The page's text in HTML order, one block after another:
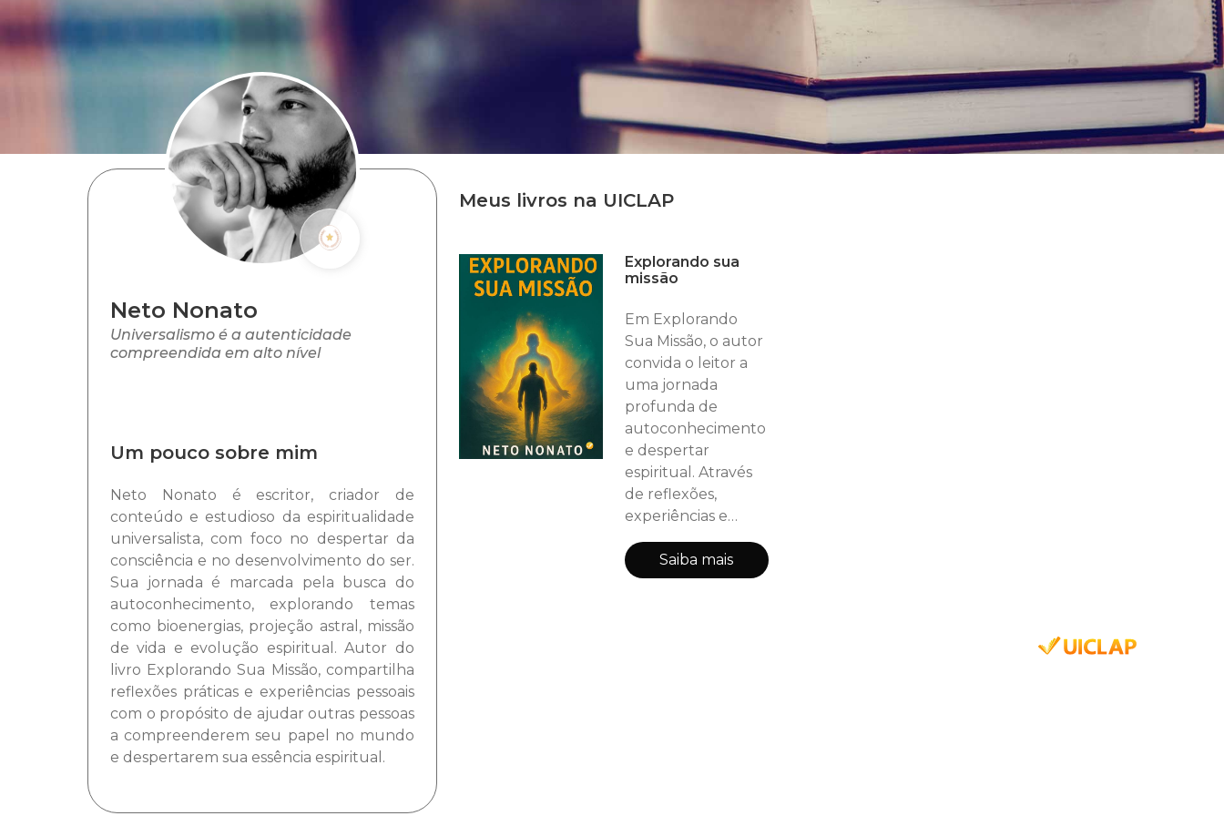
Neto Nonato
Universalismo é a autenticidade
compreendida em alto nível
Um pouco sobre mim
Neto Nonato é escritor, criador de
conteúdo e estudioso da espiritualidade
universalista, com foco no despertar da
consciência e no desenvolvimento do ser.
Sua jornada é marcada pela busca do
autoconhecimento, explorando temas
como bioenergias, projeção astral, missão
de vida e evolução espiritual. Autor do
livro Explorando Sua Missão, compartilha
reflexões práticas e experiências pessoais
com o propósito de ajudar outras pessoas
a compreenderem seu papel no mundo
e despertarem sua essência espiritual.
Meus livros na UICLAP
Explorando sua
missão
Em Explorando
Sua Missão, o autor
convida o leitor a
uma jornada
profunda de
autoconhecimento
e despertar
espiritual. Através
de reflexões,
experiências e
conceitos ligados à
espiritualidade
universalista, o livro
Saiba mais